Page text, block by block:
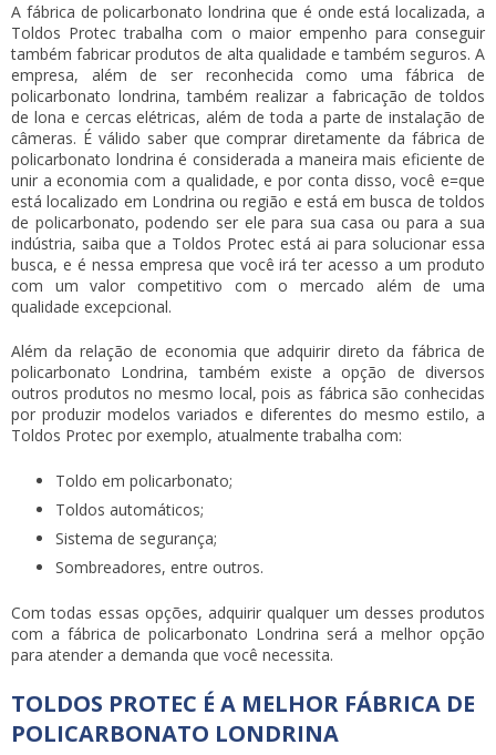
A fábrica de policarbonato londrina que é onde está localizada, a
Toldos Protec trabalha com o maior empenho para conseguir
também fabricar produtos de alta qualidade e também seguros. A
empresa, além de ser reconhecida como uma fábrica de
policarbonato londrina, também realizar a fabricação de toldos
de lona e cercas elétricas, além de toda a parte de instalação de
câmeras. É válido saber que comprar diretamente da fábrica de
policarbonato londrina é considerada a maneira mais eficiente de
unir a economia com a qualidade, e por conta disso, você e=que
está localizado em Londrina ou região e está em busca de toldos
de policarbonato, podendo ser ele para sua casa ou para a sua
indústria, saiba que a Toldos Protec está ai para solucionar essa
busca, e é nessa empresa que você irá ter acesso a um produto
com um valor competitivo com o mercado além de uma
qualidade excepcional.
Além da relação de economia que adquirir direto da fábrica de
policarbonato Londrina, também existe a opção de diversos
outros produtos no mesmo local, pois as fábrica são conhecidas
por produzir modelos variados e diferentes do mesmo estilo, a
Toldos Protec por exemplo, atualmente trabalha com:
Toldo em policarbonato;
Toldos automáticos;
Sistema de segurança;
Sombreadores, entre outros.
Com todas essas opções, adquirir qualquer um desses produtos
com a fábrica de policarbonato Londrina será a melhor opção
para atender a demanda que você necessita.
TOLDOS PROTEC É A MELHOR FÁBRICA DE
POLICARBONATO LONDRINA